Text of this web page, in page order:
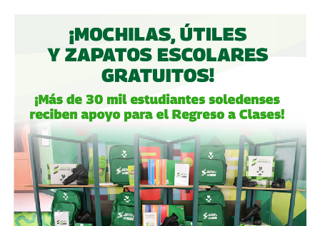
personas se sientan más seguras entrando a un parque
bajo su cuidado, para evitar accidentes en una calle, de una
ciudad que también es parte del estado.
Gobierno municipal:no se apresuren por hacer cosas
solo de cara a la contienda electoral, échenle ganas y
háganlas bien, respeten los tiempos, informen
oportunamente a los usuarios de las vialidades.
Ya aprovechando,revisen las señales de tránsito de la
zona, que necesitan mantenimiento, y luego dense una
vuelta por la ciudad:hay banquetas que son